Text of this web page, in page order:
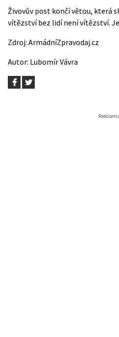
Živovův post končí větou, která
vítězství bez lidí není vítězství.
Zdroj: ArmádníZpravodaj.cz
Autor: Lubomír Vávra